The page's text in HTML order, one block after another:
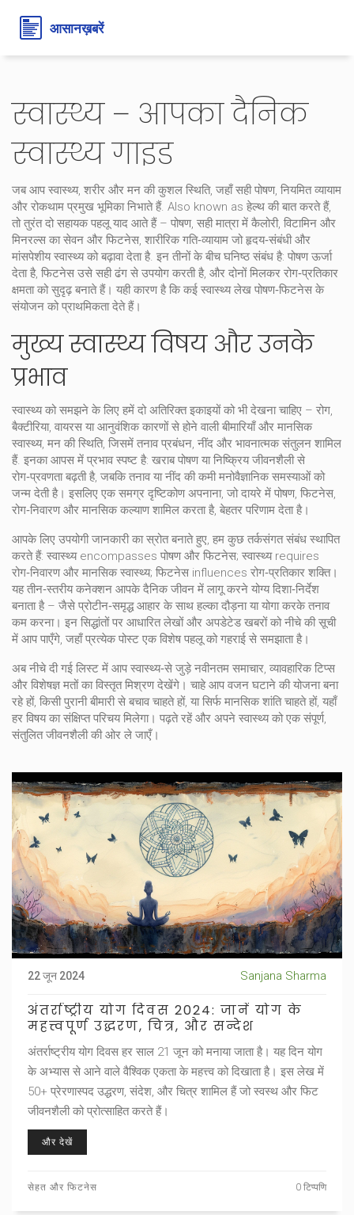
स्वास्थ्य – आपका दैनिक
स्वास्थ्य गाइड
जब आपस्वास्थ्य, शरीर और मन की कुशल स्थिति, जहाँ सही पोषण, नियमित व्यायाम
और रोकथाम प्रमुख भूमिका निभाते हैं. Also known as हेल्थ की बात करते हैं,
तो तुरंत दो सहायक पहलू याद आते हैं – पोषण, सही मात्रा में कैलोरी, विटामिन और
मिनरल्स का सेवन और फिटनेस, शारीरिक गति‑व्यायाम जो हृदय‑संबंधी और
मांसपेशीय स्वास्थ्य को बढ़ावा देता है. इन तीनों के बीच घनिष्ठ संबंध है: पोषण ऊर्जा
देता है, फिटनेस उसे सही ढंग से उपयोग करती है, और दोनों मिलकर रोग‑प्रतिकार
क्षमता को सुदृढ़ बनाते हैं। यही कारण है कि कई स्वास्थ्य लेख पोषण‑फिटनेस के
संयोजन को प्राथमिकता देते हैं।
मुख्य स्वास्थ्य विषय और उनके
प्रभाव
स्वास्थ्य को समझने के लिए हमें दो अतिरिक्त इकाइयों को भी देखना चाहिए – रोग,
बैक्टीरिया, वायरस या आनुवंशिक कारणों से होने वाली बीमारियाँऔर मानसिक
स्वास्थ्य, मन की स्थिति, जिसमें तनाव प्रबंधन, नींद और भावनात्मक संतुलन शामिल
हैं. इनका आपस में प्रभाव स्पष्ट है: खराब पोषण या निष्क्रिय जीवनशैली से
रोग‑प्रवणता बढ़ती है, जबकि तनाव या नींद की कमी मनोवैज्ञानिक समस्याओं को
जन्म देती है। इसलिए एक समग्र दृष्टिकोण अपनाना, जो दायरे में पोषण, फिटनेस,
रोग‑निवारण और मानसिक कल्याण शामिल करता है, बेहतर परिणाम देता है।
आपके लिए उपयोगी जानकारी का स्रोत बनाते हुए, हम कुछ तर्कसंगत संबंध स्थापित
करते हैं: स्वास्थ्यencompasses पोषण और फिटनेस; स्वास्थ्य requires
रोग‑निवारण और मानसिक स्वास्थ्य; फिटनेस influences रोग‑प्रतिकार शक्ति।
यह तीन‑स्तरीय कनेक्शन आपके दैनिक जीवन में लागू करने योग्य दिशा‑निर्देश
बनाता है – जैसे प्रोटीन‑समृद्ध आहार के साथ हल्का दौड़ना या योगा करके तनाव
कम करना। इन सिद्धांतों पर आधारित लेखों और अपडेटेड खबरों को नीचे की सूची
में आप पाएँगे, जहाँ प्रत्येक पोस्ट एक विशेष पहलू को गहराई से समझाता है।
अब नीचे दी गई लिस्ट में आप स्वास्थ्य‑से जुड़े नवीनतम समाचार, व्यावहारिक टिप्स
और विशेषज्ञ मतों का विस्तृत मिश्रण देखेंगे। चाहे आप वजन घटाने की योजना बना
रहे हों, किसी पुरानी बीमारी से बचाव चाहते हों, या सिर्फ मानसिक शांति चाहते हों, यहाँ
हर विषय का संक्षिप्त परिचय मिलेगा। पढ़ते रहें और अपने स्वास्थ्य को एक संपूर्ण,
संतुलित जीवनशैली की ओर ले जाएँ।
22 जून 2024 Sanjana Sharma
अंतर्राष्ट्रीय योग दिवस 2024: जानें योग के
महत्त्वपूर्ण उद्धरण, चित्र, और सन्देश
अंतर्राष्ट्रीय योग दिवस हर साल 21 जून को मनाया जाता है। यह दिन योग
के अभ्यास से आने वाले वैश्विक एकता के महत्त्व को दिखाता है। इस लेख में
50+ प्रेरणास्पद उद्धरण, संदेश, और चित्र शामिल हैं जो स्वस्थ और फिट
जीवनशैली को प्रोत्साहित करते हैं।
और देखें
सेहत और फिटनेस 0 टिप्पणि